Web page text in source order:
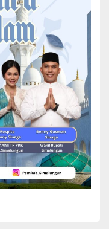
Wahyuni, SP., M.Si.
yang memperkuat
bersama LPSK
yang lebih komprehensif
Kabupaten
Simalungun dan LPSK RI
pelaksanaan tugas
peran, koordinasi
perlindungan, serta
dan psikososial.
dan restitusi,